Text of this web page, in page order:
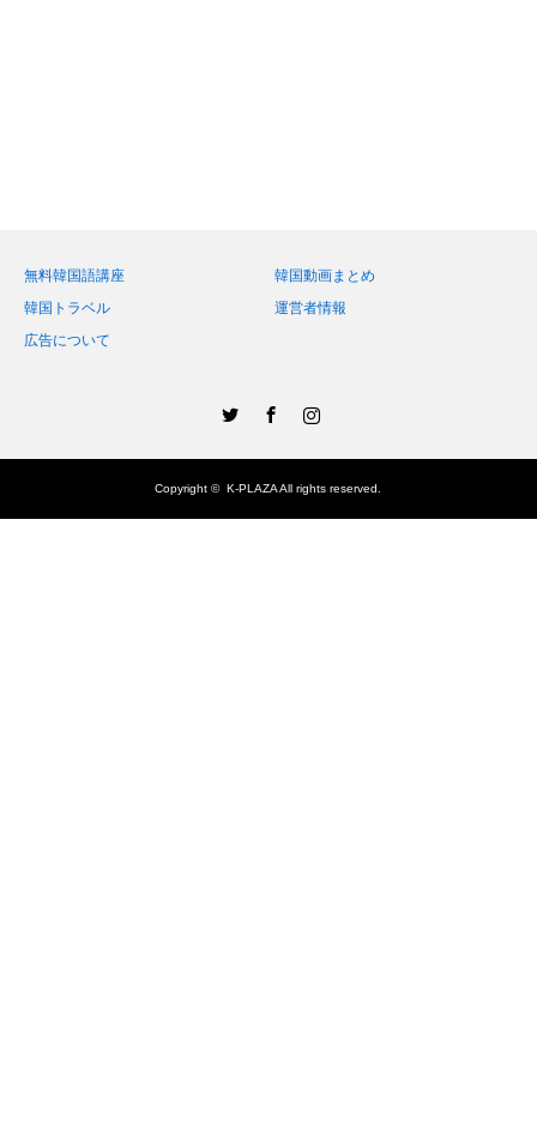
無料韓国語講座
韓国動画まとめ
韓国トラベル
運営者情報
広告について
Copyright ©K-PLAZAAll rights reserved.